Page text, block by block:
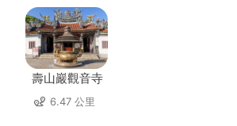
壽山巖觀音寺
6.47 公里